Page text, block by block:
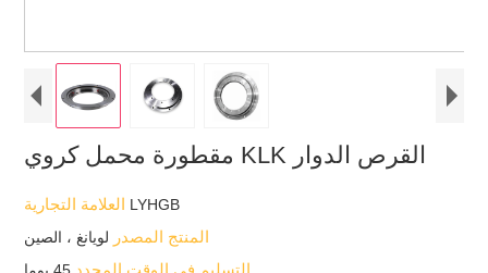
مقطورة محمل كروي KLK القرص الدوار
LYHGB
المنتج المصدر لويانغ ، الصين
التسليم في الوقت المحدد 45 يوما